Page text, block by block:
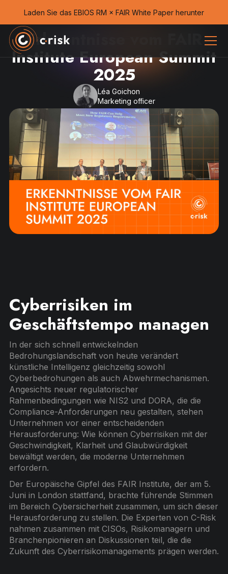
Laden Sie das EBIOS RM × FAIR White Paper herunter
Erkenntnisse vom FAIR
Institute European Summit
2025
Léa Goichon
Marketing officer
Cyberrisiken im
Geschäftstempo managen
In der sich schnell entwickelnden
Bedrohungslandschaft von heute verändert
künstliche Intelligenz gleichzeitig sowohl
Cyberbedrohungen als auch Abwehrmechanismen.
Angesichts neuer regulatorischer
Rahmenbedingungen wie NIS2 und DORA, die die
Compliance-Anforderungen neu gestalten, stehen
Unternehmen vor einer entscheidenden
Herausforderung: Wie können Cyberrisiken mit der
Geschwindigkeit, Klarheit und Glaubwürdigkeit
bewältigt werden, die moderne Unternehmen
erfordern.
Der Europäische Gipfel des FAIR Institute, der am 5.
Juni in London stattfand, brachte führende Stimmen
im Bereich Cybersicherheit zusammen, um sich dieser
Herausforderung zu stellen. Die Experten von C-Risk
nahmen zusammen mit CISOs, Risikomanagern und
Branchenpionieren an Diskussionen teil, die die
Zukunft des Cyberrisikomanagements prägen werden.